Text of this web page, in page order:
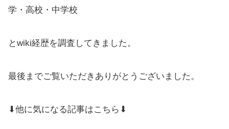
学・高校・中学校
とwiki経歴を調査してきました。
最後までご覧いただきありがとうございました。
⬇他に気になる記事はこちら⬇